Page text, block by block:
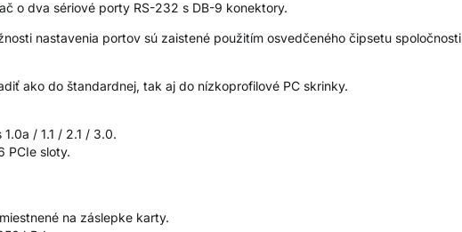
o dva sériové porty RS-232 s DB-9 konektory.
nastavenia portov sú zaistené použitím osvedčeného čipsetu spoločnosti
ako do štandardnej, tak aj do nízkoprofilové PC skrinky.
/ 1.1 / 2.1 / 3.0.
PCIe sloty.
na záslepke karty.